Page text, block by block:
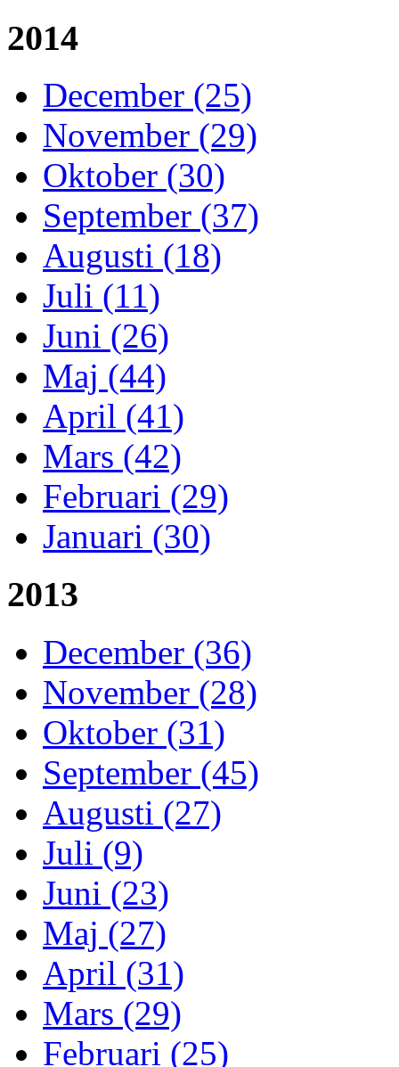
2014
December (25)
November (29)
Oktober (30)
September (37)
Augusti (18)
Juli (11)
Juni (26)
Maj (44)
April (41)
Mars (42)
Februari (29)
Januari (30)
2013
December (36)
November (28)
Oktober (31)
September (45)
Augusti (27)
Juli (9)
Juni (23)
Maj (27)
April (31)
Mars (29)
Februari (25)